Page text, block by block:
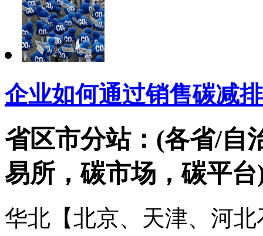
企业如何通过销售碳减
省区市分站：(各省/自
易所，碳市场，碳平台
华北【北京、天津、河